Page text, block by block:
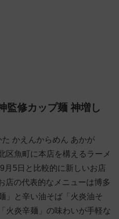
監修カップ麺 神増し
た かえんからめん あかが
区魚町に本店を構えるラーメ
月5日と比較的に新しいお店
店の代表的なメニューは博多
」と辛い油そば「火炎油そ
火炎辛麺」の味わいが手軽な